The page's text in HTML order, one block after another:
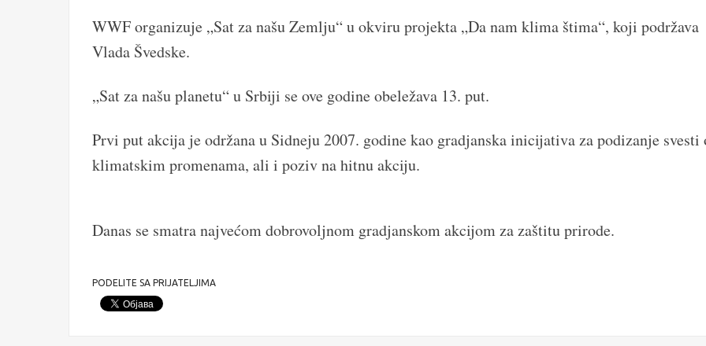
WWF organizuje „Sat za našu Zemlju“ u okviru projekta „Da nam klima štima“, koji podržava
Vlada Švedske.
„Sat za našu planetu“ u Srbiji se ove godine obeležava 13. put.
Prvi put akcija je održana u Sidneju 2007. godine kao gradjanska inicijativa za podizanje svesti
klimatskim promenama, ali i poziv na hitnu akciju.
Danas se smatra najvećom dobrovoljnom gradjanskom akcijom za zaštitu prirode.
PODELITE SA PRIJATELJIMA